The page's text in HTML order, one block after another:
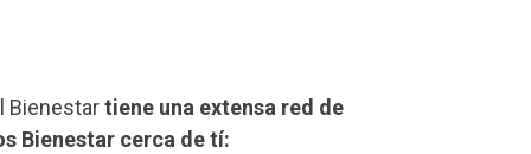
Bienestartiene una extensa red de
Bienestar cerca de tí: